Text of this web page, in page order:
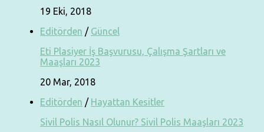
19 Eki, 2018
Editörden / Güncel
Eti Plasiyer İş Başvurusu, Çalışma Şartları ve
Maaşları 2023
20 Mar, 2018
Editörden / Hayattan Kesitler
Sivil Polis Nasıl Olunur? Sivil Polis Maaşları 2023